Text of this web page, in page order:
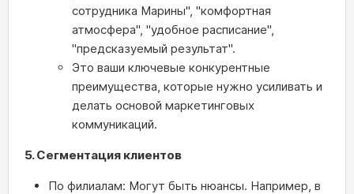
сотрудника Марины", "комфортная
атмосфера", "удобное расписание",
"предсказуемый результат".
Это ваши ключевые конкурентные
преимущества, которые нужно усиливать и
делать основой маркетинговых
коммуникаций.
5. Сегментация клиентов
По филиалам: Могут быть нюансы. Например, в